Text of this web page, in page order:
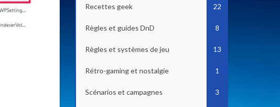
Recettes geek 22
Règles et guides DnD 8
Règles et systèmes de jeu 13
Rétro-gaming et nostalgie 1
Scénarios et campagnes 3